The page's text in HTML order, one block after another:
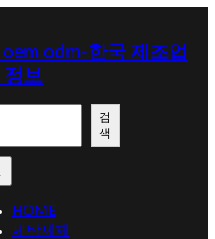
odm-한국 제조업
정보
검
색
HOME
세탁세제